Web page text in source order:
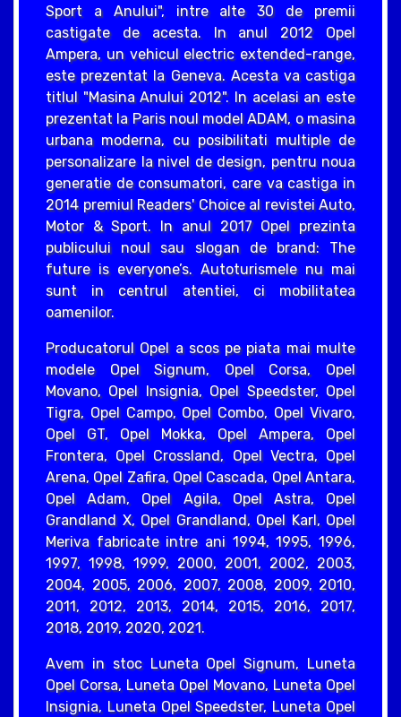
Sport a Anului", intre alte 30 de premii
castigate de acesta. In anul 2012 Opel
Ampera, un vehicul electric extended-range,
este prezentat la Geneva. Acesta va castiga
titlul "Masina Anului 2012". In acelasi an este
prezentat la Paris noul model ADAM, o masina
urbana moderna, cu posibilitati multiple de
personalizare la nivel de design, pentru noua
generatie de consumatori, care va castiga in
2014 premiul Readers' Choice al revistei Auto,
Motor & Sport. In anul 2017 Opel prezinta
publicului noul sau slogan de brand: The
future is everyone’s. Autoturismele nu mai
sunt in centrul atentiei, ci mobilitatea
oamenilor.
Producatorul Opel a scos pe piata mai multe
modele Opel Signum, Opel Corsa, Opel
Movano, Opel Insignia, Opel Speedster, Opel
Tigra, Opel Campo, Opel Combo, Opel Vivaro,
Opel GT, Opel Mokka, Opel Ampera, Opel
Frontera, Opel Crossland, Opel Vectra, Opel
Arena, Opel Zafira, Opel Cascada, Opel Antara,
Opel Adam, Opel Agila, Opel Astra, Opel
Grandland X, Opel Grandland, Opel Karl, Opel
Meriva fabricate intre ani 1994, 1995, 1996,
1997, 1998, 1999, 2000, 2001, 2002, 2003,
2004, 2005, 2006, 2007, 2008, 2009, 2010,
2011, 2012, 2013, 2014, 2015, 2016, 2017,
2018, 2019, 2020, 2021.
Avem in stoc Luneta Opel Signum, Luneta
Opel Corsa, Luneta Opel Movano, Luneta Opel
Insignia, Luneta Opel Speedster, Luneta Opel